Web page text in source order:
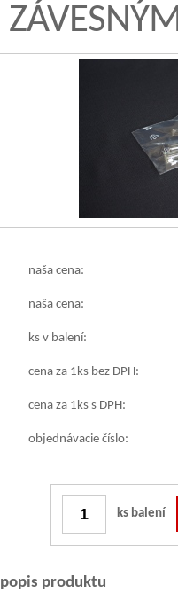
naša cena:
naša cena:
ks v balení:
cena za 1ks bez DPH:
cena za 1ks s DPH:
objednávacie číslo:
ks balení
popis produktu